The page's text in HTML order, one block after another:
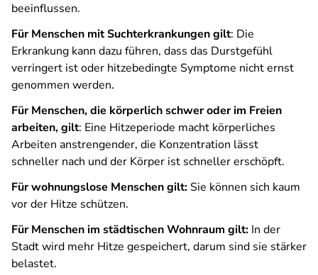
beeinflussen.
Für Menschen mit Suchterkrankungen gilt: Die
Erkrankung kann dazu führen, dass das Durstgefühl
verringert ist oder hitzebedingte Symptome nicht ernst
genommen werden.
Für Menschen, die körperlich schwer oder im Freien
arbeiten, gilt: Eine Hitzeperiode macht körperliches
Arbeiten anstrengender, die Konzentration lässt
schneller nach und der Körper ist schneller erschöpft.
Für wohnungslose Menschen gilt: Sie können sich kaum
vor der Hitze schützen.
Für Menschen im städtischen Wohnraum gilt: In der
Stadt wird mehr Hitze gespeichert, darum sind sie stärker
belastet.